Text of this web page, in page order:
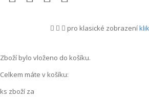
pro klasické zobrazení
Zboží bylo vloženo do košíku.
Celkem máte v košíku:
ks zboží za